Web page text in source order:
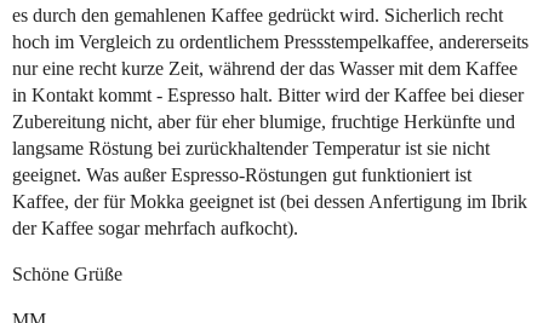
es durch den gemahlenen Kaffee gedrückt wird. Sicherlich recht
hoch im Vergleich zu ordentlichem Pressstempelkaffee, andererseits
nur eine recht kurze Zeit, während der das Wasser mit dem Kaffee
in Kontakt kommt - Espresso halt. Bitter wird der Kaffee bei dieser
Zubereitung nicht, aber für eher blumige, fruchtige Herkünfte und
langsame Röstung bei zurückhaltender Temperatur ist sie nicht
geeignet. Was außer Espresso-Röstungen gut funktioniert ist
Kaffee, der für Mokka geeignet ist (bei dessen Anfertigung im Ibrik
der Kaffee sogar mehrfach aufkocht).
Schöne Grüße